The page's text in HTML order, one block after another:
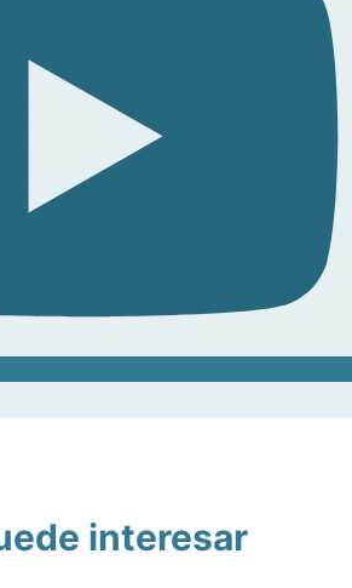
interesar